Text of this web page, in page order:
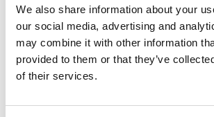
We also share information about your
our social media, advertising and
may combine it with other information
provided to them or that they’ve
of their services.